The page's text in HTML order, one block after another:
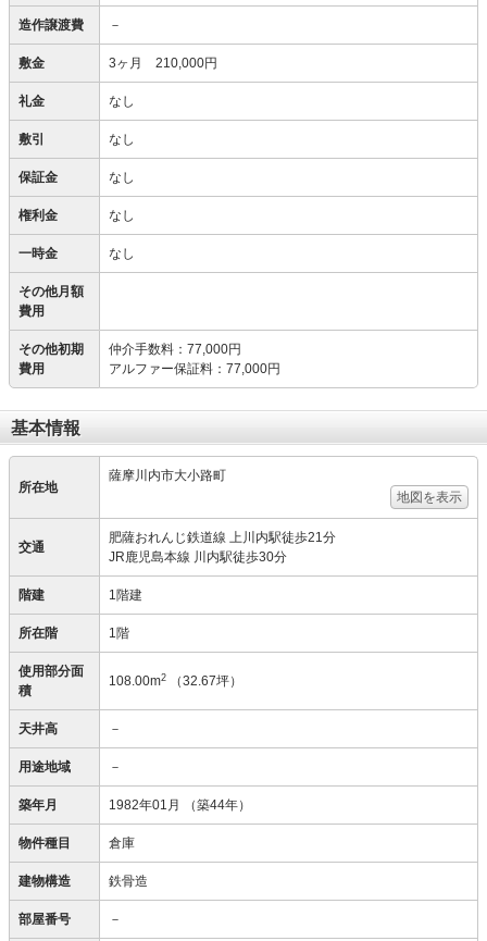
造作譲渡費 －
敷金 3ヶ月 210,000円
礼金 なし
敷引 なし
保証金 なし
権利金 なし
一時金 なし
その他月額
費用
その他初期
費用
仲介手数料 ： 77,000円
アルファー保証料 ： 77,000円
基本情報
所在地
薩摩川内市大小路町
地図を表示
交通
肥薩おれんじ鉄道線 上川内駅徒歩21分
JR鹿児島本線 川内駅徒歩30分
階建 1階建
所在階 1階
使用部分面
積
108.00m2 （32.67坪）
天井高 －
用途地域 －
築年月 1982年01月 （築44年）
物件種目 倉庫
建物構造 鉄骨造
部屋番号 －